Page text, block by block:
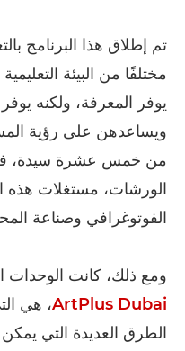
تم إطلاق هذا البرنامج
مختلفًا من البيئة
يوفر المعرفة، ولكنه
ويساعدهن على رؤية
من خمس عشرة سيدة، في
الورشات، مستغلات هذه
الفوتوغرافي وصناعة
ومع ذلك، كانت
ArtPlus Dubai، هي
الطرق العديدة التي